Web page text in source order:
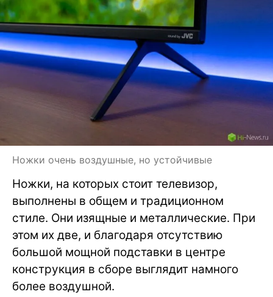
Ножки очень воздушные, но устойчивые
Ножки, на которых стоит телевизор,
выполнены в общем и традиционном
стиле. Они изящные и металлические. При
этом их две, и благодаря отсутствию
большой мощной подставки в центре
конструкция в сборе выглядит намного
более воздушной.